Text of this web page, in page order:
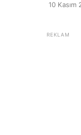
turptan
içecek
10 Kasım